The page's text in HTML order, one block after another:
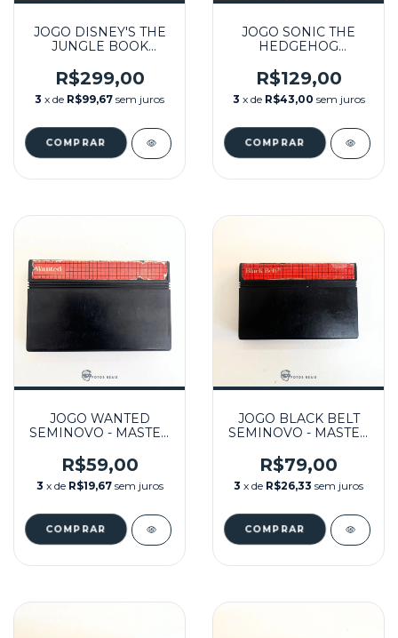
JOGO DISNEY'S THE
JUNGLE BOOK
DRIVE
R$299,00
3 x de R$99,67 sem juros
JOGO SONIC THE
HEDGEHOG
SEMINOVO - MEGA
DRIVE
R$129,00
3 x de R$43,00 sem juros
JOGO WANTED
SEMINOVO - MASTER
R$59,00
3 x de R$19,67 sem juros
JOGO BLACK BELT
SEMINOVO - MASTER
R$79,00
3 x de R$26,33 sem juros